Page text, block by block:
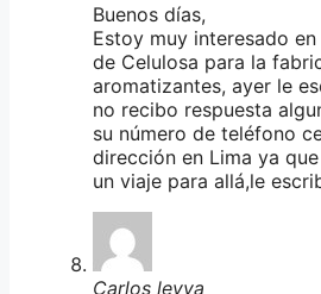
Buenos días,
Estoy muy interesado
de Celulosa para la
aromatizantes, ayer le
no recibo respuesta
su número de teléfono
dirección en Lima ya
un viaje para allá,le
Carlos leyva